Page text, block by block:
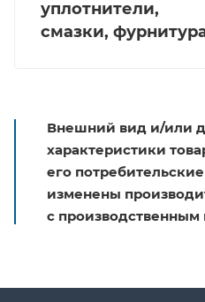
уплотнители,
смазки,
Внешний вид и/или
характеристики
его
изменены
с производственным